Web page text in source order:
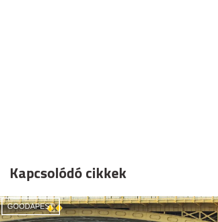
Kapcsolódó cikkek
GOODAPEST